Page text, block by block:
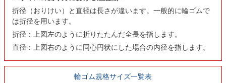
折径（おりけい）と直径は長さが違います。一般的に輪ゴムで
は折径を用います。
折径：上図左のように折りたたんだ全長を指します。
直径：上図右のように同心円状にした場合の内径を指します。
輪ゴム規格サイズ一覧表